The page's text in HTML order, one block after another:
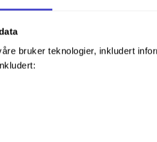
bruker teknologier, inkludert